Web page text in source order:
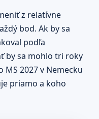
z relatívne
bod. Ak by sa
podľa
by sa mohlo tri roky
MS 2027 v Nemecku
priamo a koho